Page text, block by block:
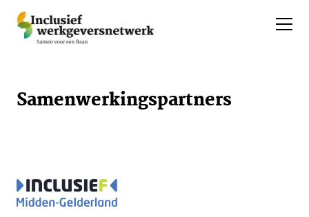
Samenwerkingspartners